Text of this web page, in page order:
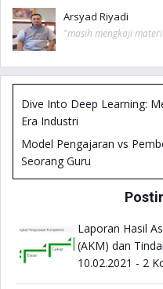
Arsyad Riyadi
"masih mengkaji
Dive Into Deep Learning:
Era Industri
Model Pengajaran vs
Seorang Guru
Metodologi Penelitian IPA:
Review Buku Deep
the World
Belajar Bermakna dan
Diferensiasi
Laporan Hasil
(AKM) dan
10.02.2021 - 2